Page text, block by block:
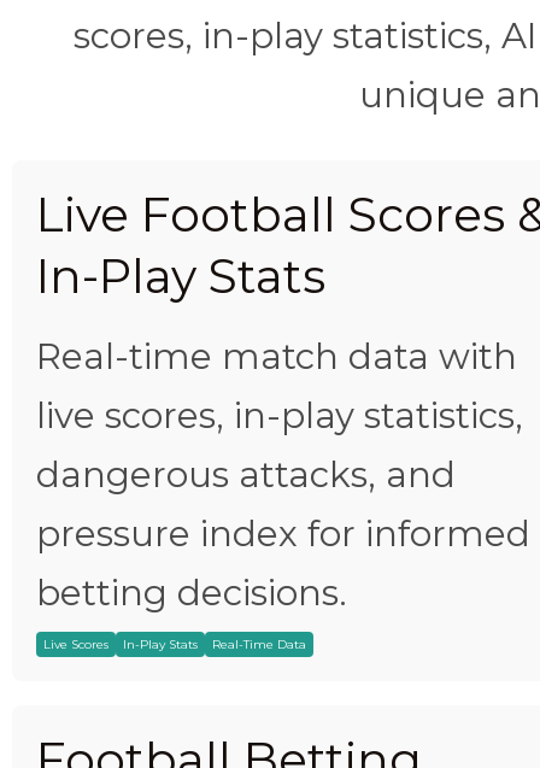
scores, in-play statistics,
unique
Live Football Scores
In-Play Stats
Real-time match data with
live scores, in-play statistics,
dangerous attacks, and
pressure index for informed
betting decisions.
Live Scores In-Play Stats Real-Time Data